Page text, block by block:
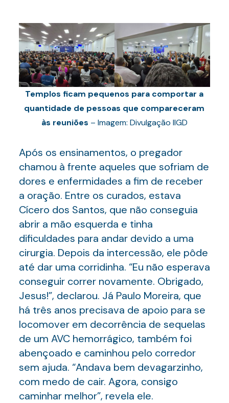
Templos ficam pequenos para comportar a
quantidade de pessoas que compareceram
às reuniões – Imagem: Divulgação IIGD
Após os ensinamentos, o pregador
chamou à frente aqueles que sofriam de
dores e enfermidades a fim de receber
a oração. Entre os curados, estava
Cícero dos Santos, que não conseguia
abrir a mão esquerda e tinha
dificuldades para andar devido a uma
cirurgia. Depois da intercessão, ele pôde
até dar uma corridinha. “Eu não esperava
conseguir correr novamente. Obrigado,
Jesus!”, declarou. Já Paulo Moreira, que
há três anos precisava de apoio para se
locomover em decorrência de sequelas
de um AVC hemorrágico, também foi
abençoado e caminhou pelo corredor
sem ajuda. “Andava bem devagarzinho,
com medo de cair. Agora, consigo
caminhar melhor”, revela ele.